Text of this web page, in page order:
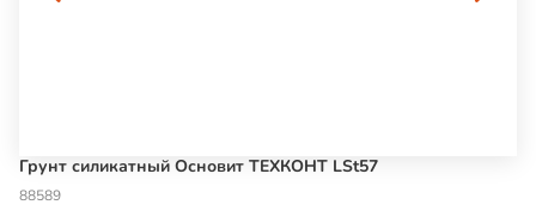
Грунт силикатный Основит ТЕХКОНТ LSt57
88589